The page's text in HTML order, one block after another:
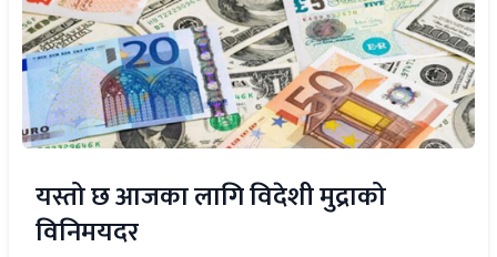
यस्तो छ आजका लागि विदेशी मुद्राको
विनिमयदर